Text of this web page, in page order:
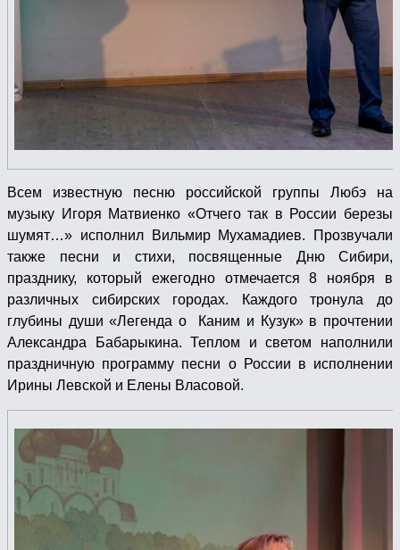
Всем известную песню российской группы Любэ на
музыку Игоря Матвиенко «Отчего так в России березы
шумят…» исполнил Вильмир Мухамадиев. Прозвучали
также песни и стихи, посвященные Дню Сибири,
празднику, который ежегодно отмечается 8 ноября в
различных сибирских городах. Каждого тронула до
глубины души «Легенда о Каним и Кузук» в прочтении
Александра Бабарыкина. Теплом и светом наполнили
праздничную программу песни о России в исполнении
Ирины Левской и Елены Власовой.